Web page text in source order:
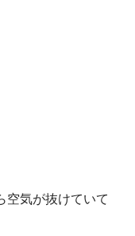
空気が抜けていて